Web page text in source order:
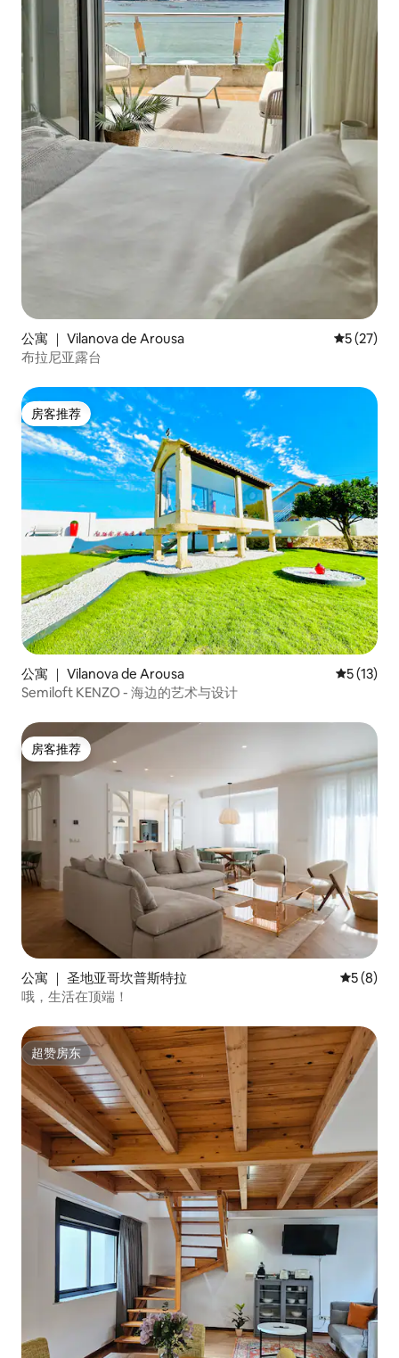
公寓 ｜ Vilanova de Arousa 平均评分
5 (27)
布拉尼亚露台
房客推荐
房客推荐
公寓 ｜ Vilanova de Arousa 平均评分
5 (13)
Semiloft KENZO - 海边的艺术与设计
房客推荐
房客推荐
公寓 ｜ 圣地亚哥坎普斯特拉 平均评分
5 (8)
哦，生活在顶端！
超赞房东
超赞房东